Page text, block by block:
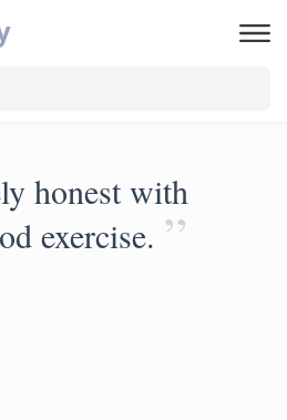
honest with
exercise. ”